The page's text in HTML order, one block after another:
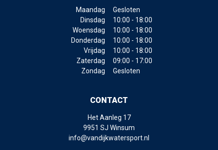
Maandag
Gesloten
Dinsdag
10:00 - 18:00
Woensdag
10:00 - 18:00
Donderdag
10:00 - 18:00
Vrijdag
10:00 - 18:00
Zaterdag
09:00 - 17:00
Zondag
Gesloten
CONTACT
Het Aanleg 17
9951 SJ Winsum
info@vandijkwatersport.nl